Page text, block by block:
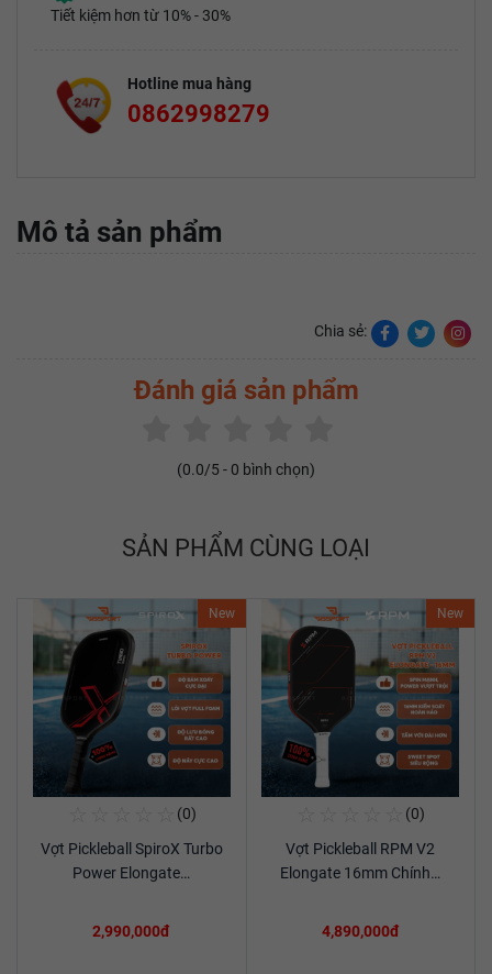
Tiết kiệm hơn từ 10% - 30%
Hotline mua hàng
0862998279
Mô tả sản phẩm
Chia sẻ:
Đánh giá sản phẩm
(0.0/5 - 0 bình chọn)
SẢN PHẨM CÙNG LOẠI
New
Xem chi tiết
(0)
Vợt Pickleball SpiroX Turbo
Power Elongate…
2,990,000đ
New
(0)
Vợt Pickleball RPM V2
Elongate 16mm Chính…
4,890,000đ